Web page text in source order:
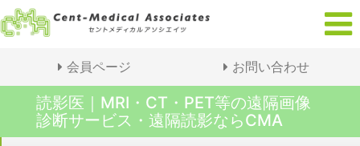
会員ページ お問い合わせ
読影医｜MRI・CT・PET等の遠隔画像
診断サービス・遠隔読影ならCMA